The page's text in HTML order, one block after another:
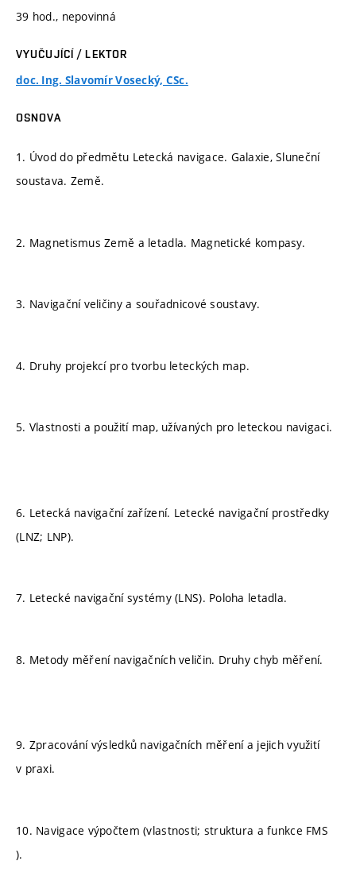
39 hod., nepovinná
VYUČUJÍCÍ / LEKTOR
doc. Ing. Slavomír Vosecký, CSc.
OSNOVA
1. Úvod do předmětu Letecká navigace. Galaxie, Sluneční
soustava. Země.
2. Magnetismus Země a letadla. Magnetické kompasy.
3. Navigační veličiny a souřadnicové soustavy.
4. Druhy projekcí pro tvorbu leteckých map.
5. Vlastnosti a použití map, užívaných pro leteckou navigaci.
6. Letecká navigační zařízení. Letecké navigační prostředky
(LNZ; LNP).
7. Letecké navigační systémy (LNS). Poloha letadla.
8. Metody měření navigačních veličin. Druhy chyb měření.
9. Zpracování výsledků navigačních měření a jejich využití
v praxi.
10. Navigace výpočtem (vlastnosti; struktura a funkce FMS
).